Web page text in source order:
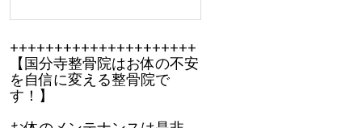
+++++++++++++++++++++
【国分寺整骨院はお体の不安
を自信に変える整骨院で
す！】